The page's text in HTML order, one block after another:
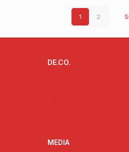
1 2
DE.CO.
MEDIA